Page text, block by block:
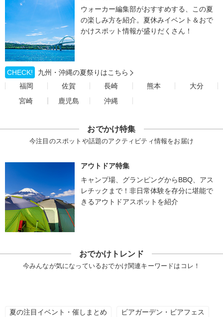
ウォーカー編集部がおすすめする、この夏
の楽しみ方を紹介。夏休みイベント＆おで
かけスポット情報が盛りだくさん！
CHECK!
九州・沖縄の夏祭りはこちら
福岡
佐賀 長崎 熊本
大分
宮崎
鹿児島 沖縄
おでかけ特集
今注目のスポットや話題のアクティビティ情報をお届け
アウトドア特集
キャンプ場、グランピングからBBQ、アス
レチックまで！非日常体験を存分に堪能で
きるアウトドアスポットを紹介
おでかけトレンド
今みんなが気になっているおでかけ関連キーワードはコレ！
夏の注目イベント・催しまとめ ビアガーデン・ビアフェス